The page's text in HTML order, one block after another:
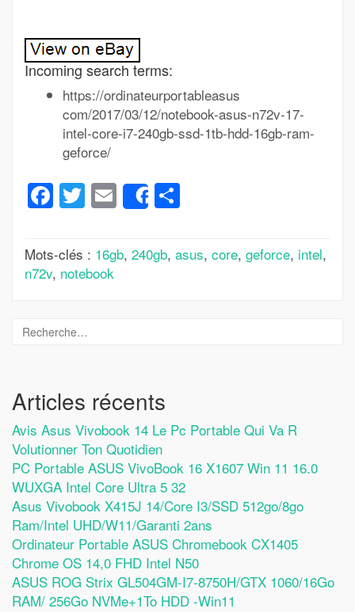
Incoming search terms:
https://ordinateurportableasus
com/2017/03/12/notebook-asus-n72v-17-
intel-core-i7-240gb-ssd-1tb-hdd-16gb-ram-
geforce/
Facebook
Twitter
Email
Share
Mots-clés : 16gb, 240gb, asus, core, geforce, intel,
n72v, notebook
Articles récents
Avis Asus Vivobook 14 Le Pc Portable Qui Va R
Volutionner Ton Quotidien
PC Portable ASUS VivoBook 16 X1607 Win 11 16.0
WUXGA Intel Core Ultra 5 32
Asus Vivobook X415J 14/Core I3/SSD 512go/8go
Ram/Intel UHD/W11/Garanti 2ans
Ordinateur Portable ASUS Chromebook CX1405
Chrome OS 14,0 FHD Intel N50
ASUS ROG Strix GL504GM-I7-8750H/GTX 1060/16Go
RAM/ 256Go NVMe+1To HDD -Win11